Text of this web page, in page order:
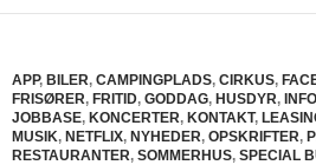
APP, BILER, CAMPINGPLADS, CIRKUS,
FRISØRER, FRITID, GODDAG, HUSDYR, INFO
JOBBASE, KONCERTER, KONTAKT,
MUSIK, NETFLIX, NYHEDER, OPSKRIFTER,
RESTAURANTER, SOMMERHUS, SPECIAL